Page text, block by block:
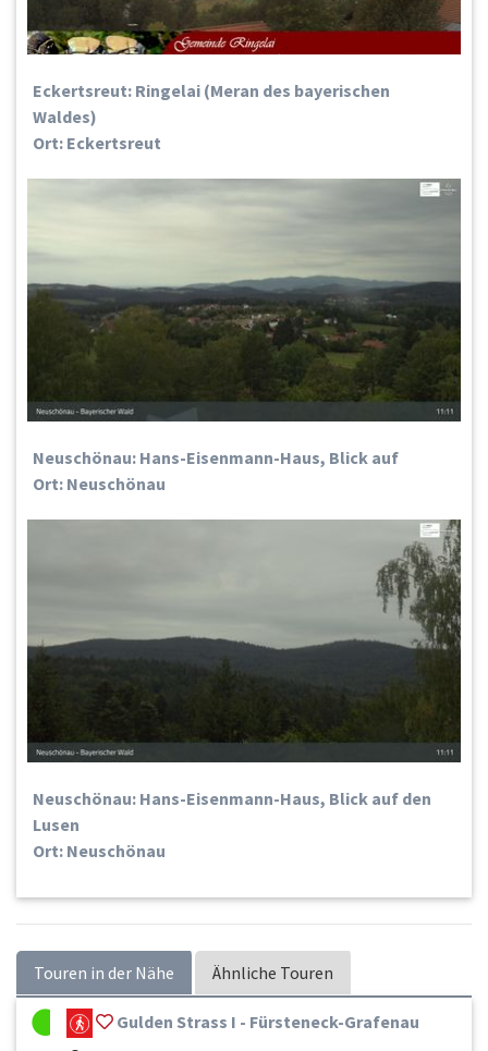
Eckertsreut: Ringelai (Meran des bayerischen
Waldes)
Ort: Eckertsreut
Neuschönau: Hans-Eisenmann-Haus, Blick auf
Ort: Neuschönau
Neuschönau: Hans-Eisenmann-Haus, Blick auf den
Lusen
Ort: Neuschönau
Touren in der Nähe Ähnliche Touren
Gulden Strass I - Fürsteneck-Grafenau